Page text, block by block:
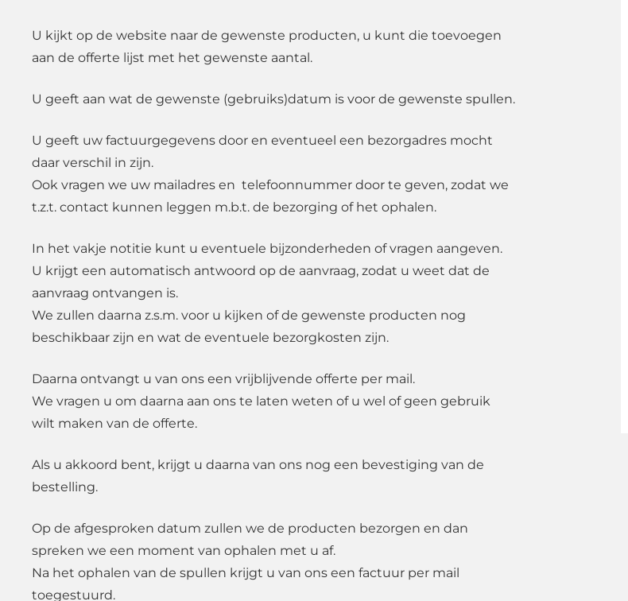
U kijkt op de website naar de gewenste producten, u kunt die toevoegen
aan de offerte lijst met het gewenste aantal.
U geeft aan wat de gewenste (gebruiks)datum is voor de gewenste spullen.
U geeft uw factuurgegevens door en eventueel een bezorgadres mocht
daar verschil in zijn.
Ook vragen we uw mailadres en telefoonnummer door te geven, zodat we
t.z.t. contact kunnen leggen m.b.t. de bezorging of het ophalen.
In het vakje notitie kunt u eventuele bijzonderheden of vragen aangeven.
U krijgt een automatisch antwoord op de aanvraag, zodat u weet dat de
aanvraag ontvangen is.
We zullen daarna z.s.m. voor u kijken of de gewenste producten nog
beschikbaar zijn en wat de eventuele bezorgkosten zijn.
Daarna ontvangt u van ons een vrijblijvende offerte per mail.
We vragen u om daarna aan ons te laten weten of u wel of geen gebruik
wilt maken van de offerte.
Als u akkoord bent, krijgt u daarna van ons nog een bevestiging van de
bestelling.
Op de afgesproken datum zullen we de producten bezorgen en dan
spreken we een moment van ophalen met u af.
Na het ophalen van de spullen krijgt u van ons een factuur per mail
toegestuurd.